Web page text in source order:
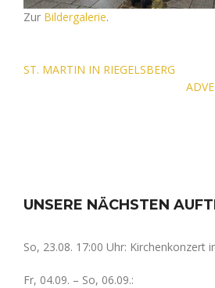
Zur Bildergalerie.
Beitragsnavigation
ST. MARTIN IN RIEGELSBERG
UNSERE NÄCHSTEN
So, 23.08. 17:00 Uhr: Kirchenkonzert
Fr, 04.09. – So, 06.09.: